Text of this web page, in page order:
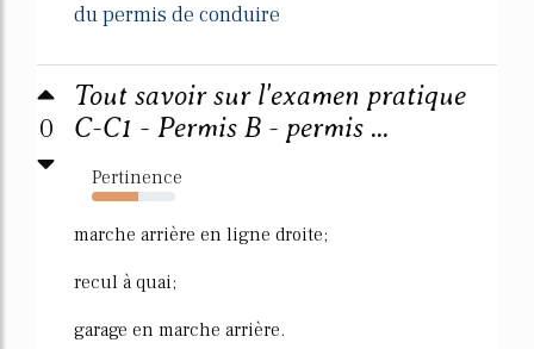
du permis de conduire
0
Tout savoir sur l'examen pratique
C-C1 - Permis B - permis ...
Pertinence
55%
marche arrière en ligne droite;
recul à quai;
garage en marche arrière.